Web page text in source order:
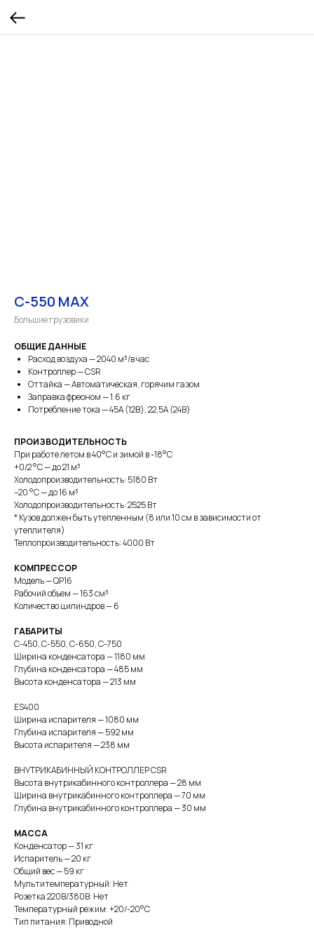
С-550 MAX
Большие грузовики
ОБЩИЕ ДАННЫЕ
Расход воздуха — 2040 м³/в час
Контроллер — CSR
Оттайка — Автоматическая, горячим газом
Заправка фреоном — 1.6 кг
Потребление тока — 45А (12В), 22,5А (24В)
ПРОИЗВОДИТЕЛЬНОСТЬ
При работе летом в 40°С и зимой в -18°С
+0/2 °C — до 21 м³
Холодопроизводительность: 5180 Вт
–20 °C — до 16 м³
Холодопроизводительность: 2525 Вт
* Кузов должен быть утепленным (8 или 10 см в зависимости от
утеплителя)
Теплопроизводительность: 4000 Вт
КОМПРЕССОР
Модель — QP16
Рабочий объем — 163 см³
Количество цилиндров — 6
ГАБАРИТЫ
С-450, С-550, С-650, С-750
Ширина конденсатора — 1180 мм
Глубина конденсатора — 485 мм
Высота конденсатора — 213 мм
ES400
Ширина испарителя — 1080 мм
Глубина испарителя — 592 мм
Высота испарителя — 238 мм
ВНУТРИКАБИННЫЙ КОНТРОЛЛЕР CSR
Высота внутрикабинного контроллера — 28 мм
Ширина внутрикабинного контроллера — 70 мм
Глубина внутрикабинного контроллера — 30 мм
МАССА
Конденсатор — 31 кг
Испаритель — 20 кг
Общий вес — 59 кг
Мультитемпературный: Нет
Розетка 220В/380В: Нет
Температурный режим: +20/-20°С
Тип питания: Приводной